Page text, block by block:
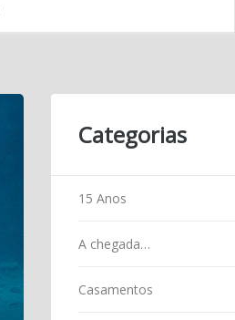
Categorias
15 Anos
A chegada…
Casamentos